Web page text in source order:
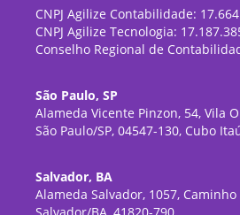
CNPJ Agilize Contabilidade:
CNPJ Agilize Tecnologia:
Conselho Regional de
São Paulo, SP
Alameda Vicente Pinzon, 54, Vila
São Paulo/SP, 04547-130, Cubo
Salvador, BA
Alameda Salvador, 1057,